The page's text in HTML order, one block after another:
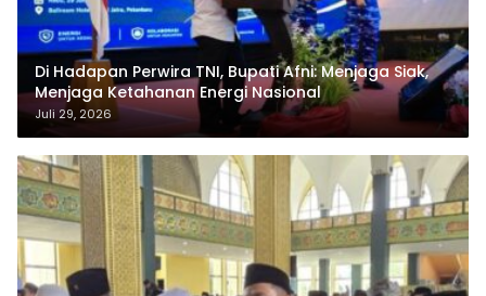
Di Hadapan Perwira TNI, Bupati Afni: Menjaga Siak,
Menjaga Ketahanan Energi Nasional
Juli 29, 2026